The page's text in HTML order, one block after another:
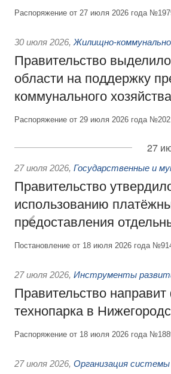
Распоряжение от 27 июля 2026 года
30 июля 2026, Жилищно-
Правительство
области на поддержку
коммунального хозяйства
Распоряжение от 29 июля 2026 года
27
27 июля 2026, Государственные и
Правительство
использованию
предоставления
Постановление от 18 июля 2026 года
27 июля 2026, Инструменты
Правительство
технопарка в
Распоряжение от 18 июля 2026 года
27 июля 2026, Организация системы